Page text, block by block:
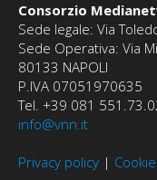
Consorzio
Sede legale: Via
Sede Operativa: Via
80133 NAPOLI
P.IVA 07051970635
Tel. +39 081
info@vnn.it
Privacy policy |